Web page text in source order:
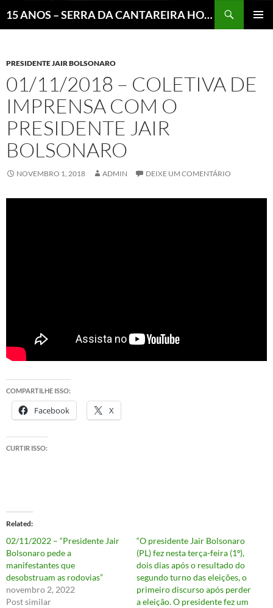
15 ANOS – SERRA DA CANTAREIRA HOJE E COTIDIANO DO BRASIL E DO MUNDO
PRESIDENTE JAIR BOLSONARO
01/11/2018 – COLETIVA DE
IMPRENSA COM O
PRESIDENTE JAIR
BOLSONARO
NOVEMBRO 1, 2018 ADMIN DEIXE UM COMENTÁRIO
COMPARTILHE ISSO:
Facebook X
CURTIR ISSO:
Related
02/11/2022 – “Presidente Jair
Bolsonaro pede a
manifestantes que
desobstruam as rodovias”
novembro 2, 2022
Post similar
“O presidente Jair Bolsonaro
(PL) fez nesta terça-feira (1º),
dois dias após o resultado do
segundo turno das eleições, o
primeiro discurso após perder
a eleição. O presidente fez um